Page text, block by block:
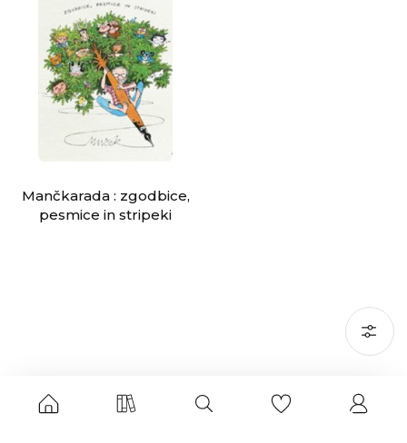
Mančkarada : zgodbice,
pesmice in stripeki